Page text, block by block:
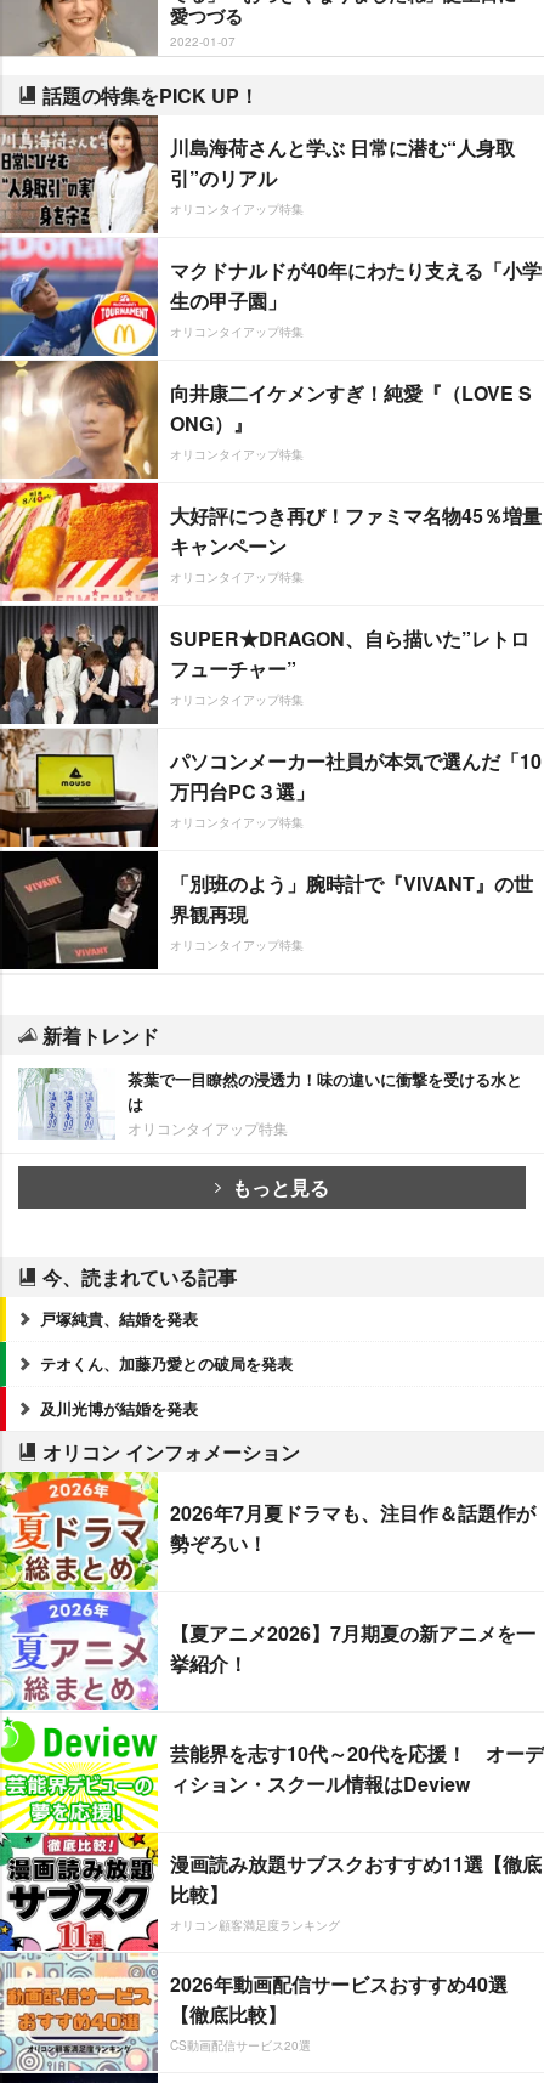
愛つづる
2022-01-07
話題の特集をPICK UP！
川島海荷さんと学ぶ 日常に潜む“人身取
引”のリアル
オリコンタイアップ特集
マクドナルドが40年にわたり支える「小学
生の甲子園」
オリコンタイアップ特集
向井康二イケメンすぎ！純愛『（LOVE S
ONG）』
オリコンタイアップ特集
大好評につき再び！ファミマ名物45％増量
キャンペーン
オリコンタイアップ特集
SUPER★DRAGON、自ら描いた”レトロ
フューチャー”
オリコンタイアップ特集
パソコンメーカー社員が本気で選んだ「10
万円台PC３選」
オリコンタイアップ特集
「別班のよう」腕時計で『VIVANT』の世
界観再現
オリコンタイアップ特集
新着トレンド
茶葉で一目瞭然の浸透力！味の違いに衝撃を受ける水と
は
オリコンタイアップ特集
もっと見る
今、読まれている記事
戸塚純貴、結婚を発表
テオくん、加藤乃愛との破局を発表
及川光博が結婚を発表
オリコン インフォメーション
2026年7月夏ドラマも、注目作＆話題作が
勢ぞろい！
【夏アニメ2026】7月期夏の新アニメを一
挙紹介！
芸能界を志す10代～20代を応援！ オーデ
ィション・スクール情報はDeview
漫画読み放題サブスクおすすめ11選【徹底
比較】
オリコン顧客満足度ランキング
2026年動画配信サービスおすすめ40選
【徹底比較】
CS動画配信サービス20選